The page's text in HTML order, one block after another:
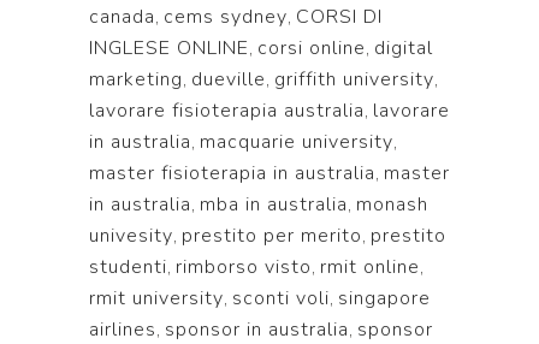
canada, cems sydney, CORSI DI
INGLESE ONLINE, corsi online, digital
marketing, dueville, griffith university,
lavorare fisioterapia australia, lavorare
in australia, macquarie university,
master fisioterapia in australia, master
in australia, mba in australia, monash
univesity, prestito per merito, prestito
studenti, rimborso visto, rmit online,
rmit university, sconti voli, singapore
airlines, sponsor in australia, sponsor